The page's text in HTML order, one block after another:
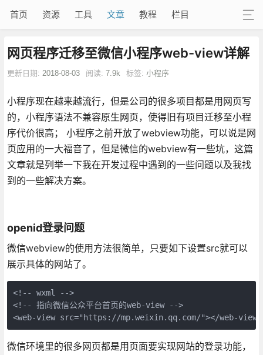
首页 资源 工具 文章 教程 栏目
网页程序迁移至微信小程序web-view详解
更新日期: 2018-08-03 阅读: 7.9k 标签: 小程序
小程序现在越来越流行，但是公司的很多项目都是用网页写
的，小程序语法不兼容原生网页，使得旧有项目迁移至小程
序代价很高； 小程序之前开放了webview功能，可以说是网
页应用的一大福音了，但是微信的webview有一些坑，这篇
文章就是列举一下我在开发过程中遇到的一些问题以及我找
到的一些解决方案。
openid登录问题
微信webview的使用方法很简单，只要如下设置src就可以
展示具体的网站了。
<!-- wxml -->
<!-- 指向微信公众平台首页的web-view -->
<web-view src="https://mp.weixin.qq.com/"></web-view>
微信环境里的很多网页都是用页面要实现网站的登录功能，